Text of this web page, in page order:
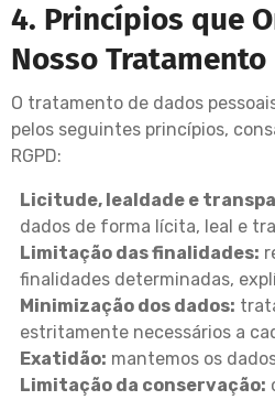
4. Princípios que
Nosso Tratamento
O tratamento de dados
pelos seguintes princípios,
RGPD:
Licitude, lealdade e
dados de forma lícita, leal e
Limitação das finalidades:
finalidades determinadas,
Minimização dos dados:
estritamente necessários a
Exatidão: mantemos os
Limitação da conservação: